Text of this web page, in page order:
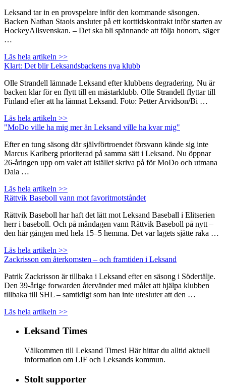
Leksand tar in en provspelare inför den kommande säsongen.
Backen Nathan Staois ansluter på ett korttidskontrakt inför starten av
HockeyAllsvenskan. – Det ska bli spännande att följa honom, säger
…
Läs hela artikeln >>
Klart: Det blir Leksandsbackens nya klubb
Olle Strandell lämnade Leksand efter klubbens degradering. Nu är
backen klar för en flytt till en mästarklubb. Olle Strandell flyttar till
Finland efter att ha lämnat Leksand. Foto: Petter Arvidson/Bi …
Läs hela artikeln >>
"MoDo ville ha mig mer än Leksand ville ha kvar mig"
Efter en tung säsong där självförtroendet försvann kände sig inte
Marcus Karlberg prioriterad på samma sätt i Leksand. Nu öppnar
26-åringen upp om valet att istället skriva på för MoDo och utmana
Dala …
Läs hela artikeln >>
Rättvik Baseboll vann mot favoritmotståndet
Rättvik Baseboll har haft det lätt mot Leksand Baseball i Elitserien
herr i baseboll. Och på måndagen vann Rättvik Baseboll på nytt –
den här gången med hela 15–5 hemma. Det var lagets sjätte raka …
Läs hela artikeln >>
Zackrisson om återkomsten – och framtiden i Leksand
Patrik Zackrisson är tillbaka i Leksand efter en säsong i Södertälje.
Den 39-årige forwarden återvänder med målet att hjälpa klubben
tillbaka till SHL – samtidigt som han inte utesluter att den …
Läs hela artikeln >>
Leksand Times
Välkommen till Leksand Times! Här hittar du alltid aktuell
information om LIF och Leksands kommun.
Stolt supporter